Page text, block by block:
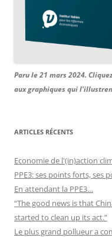
Paru le 21 mars 2024.
aux graphiques qui
ARTICLES RÉCENTS
Economie de l'(in)action
PPE3: ses points forts, ses
En attendant la PPE3…
“The good news is that
started to clean up its act.”
Le plus grand pollueur a